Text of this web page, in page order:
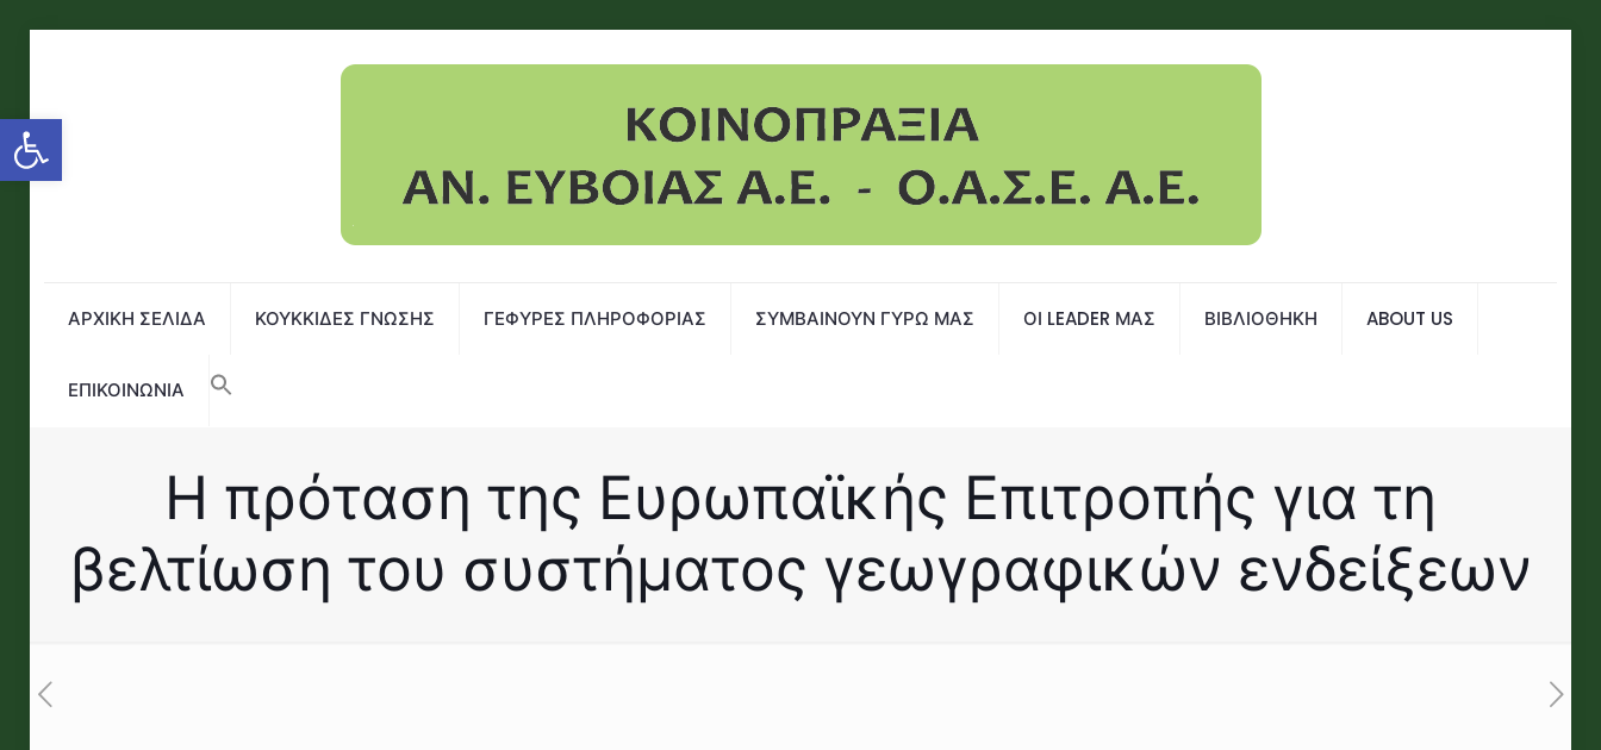
Open toolbar
ΑΡΧΙΚΗ ΣΕΛΙΔΑ ΚΟΥΚΚΙΔΕΣ ΓΝΩΣΗΣ ΓΕΦΥΡΕΣ ΠΛΗΡΟΦΟΡΙΑΣ ΣΥΜΒΑΙΝΟΥΝ ΓΥΡΩ ΜΑΣ ΟΙ LEADER ΜΑΣ ΒΙΒΛΙΟΘΗΚΗ ABOUT US
ΕΠΙΚΟΙΝΩΝΙΑ
Η πρόταση της Ευρωπαϊκής Επιτροπής για τη
βελτίωση του συστήματος γεωγραφικών ενδείξεων